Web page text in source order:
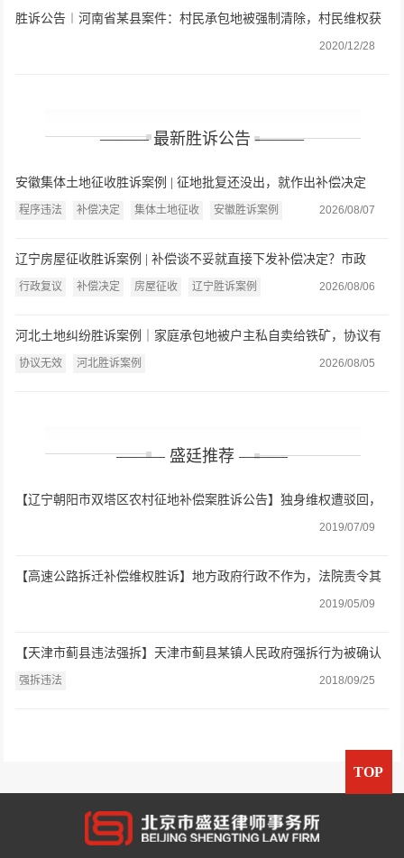
胜诉公告︱河南省某县案件：村民承包地被强制清除，村民维权获
2020/12/28
——— 最新胜诉公告 ———
安徽集体土地征收胜诉案例 | 征地批复还没出，就作出补偿决定
了？法院：缺乏法律依据，连同复议决定一并撤销
程序违法 补偿决定 集体土地征收 安徽胜诉案例 2026/08/07
辽宁房屋征收胜诉案例 | 补偿谈不妥就直接下发补偿决定？市政
府：认定事实不清、程序严重违法
行政复议 补偿决定 房屋征收 辽宁胜诉案例 2026/08/06
河北土地纠纷胜诉案例｜家庭承包地被户主私自卖给铁矿，协议有
效还是无效？法院：违反强制性规定，协议无效
协议无效 河北胜诉案例 2026/08/05
——— 盛廷推荐 ———
【辽宁朝阳市双塔区农村征地补偿案胜诉公告】独身维权遭驳回，
2019/07/09
【高速公路拆迁补偿维权胜诉】地方政府行政不作为，法院责令其
2019/05/09
【天津市蓟县违法强拆】天津市蓟县某镇人民政府强拆行为被确认
违法
强拆违法 2018/09/25
TOP